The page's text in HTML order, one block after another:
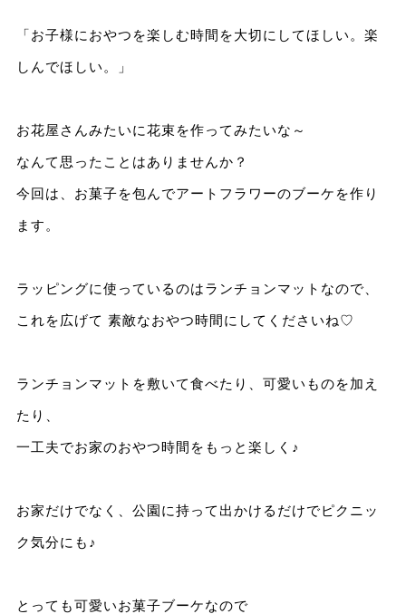
「お子様におやつを楽しむ時間を大切にしてほしい。楽
しんでほしい。」
お花屋さんみたいに花束を作ってみたいな～
なんて思ったことはありませんか？
今回は、お菓子を包んでアートフラワーのブーケを作り
ます。
ラッピングに使っているのはランチョンマットなので、
これを広げて 素敵なおやつ時間にしてくださいね♡
ランチョンマットを敷いて食べたり、可愛いものを加え
たり、
一工夫でお家のおやつ時間をもっと楽しく♪
お家だけでなく、公園に持って出かけるだけでピクニッ
ク気分にも♪
とっても可愛いお菓子ブーケなので